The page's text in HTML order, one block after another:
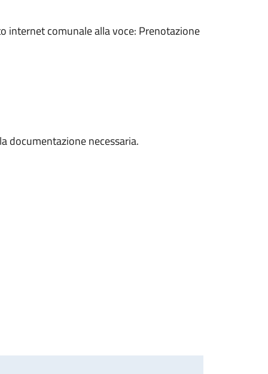
internet comunale alla voce: Prenotazione
documentazione necessaria.